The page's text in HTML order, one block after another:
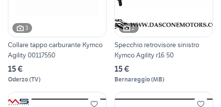
3
Collare tappo carburante Kymco
Agility 00117550
15 €
Oderzo(TV)
2
Specchio retrovisore sinistro
Kymco Agility r16 50
15 €
Bernareggio(MB)